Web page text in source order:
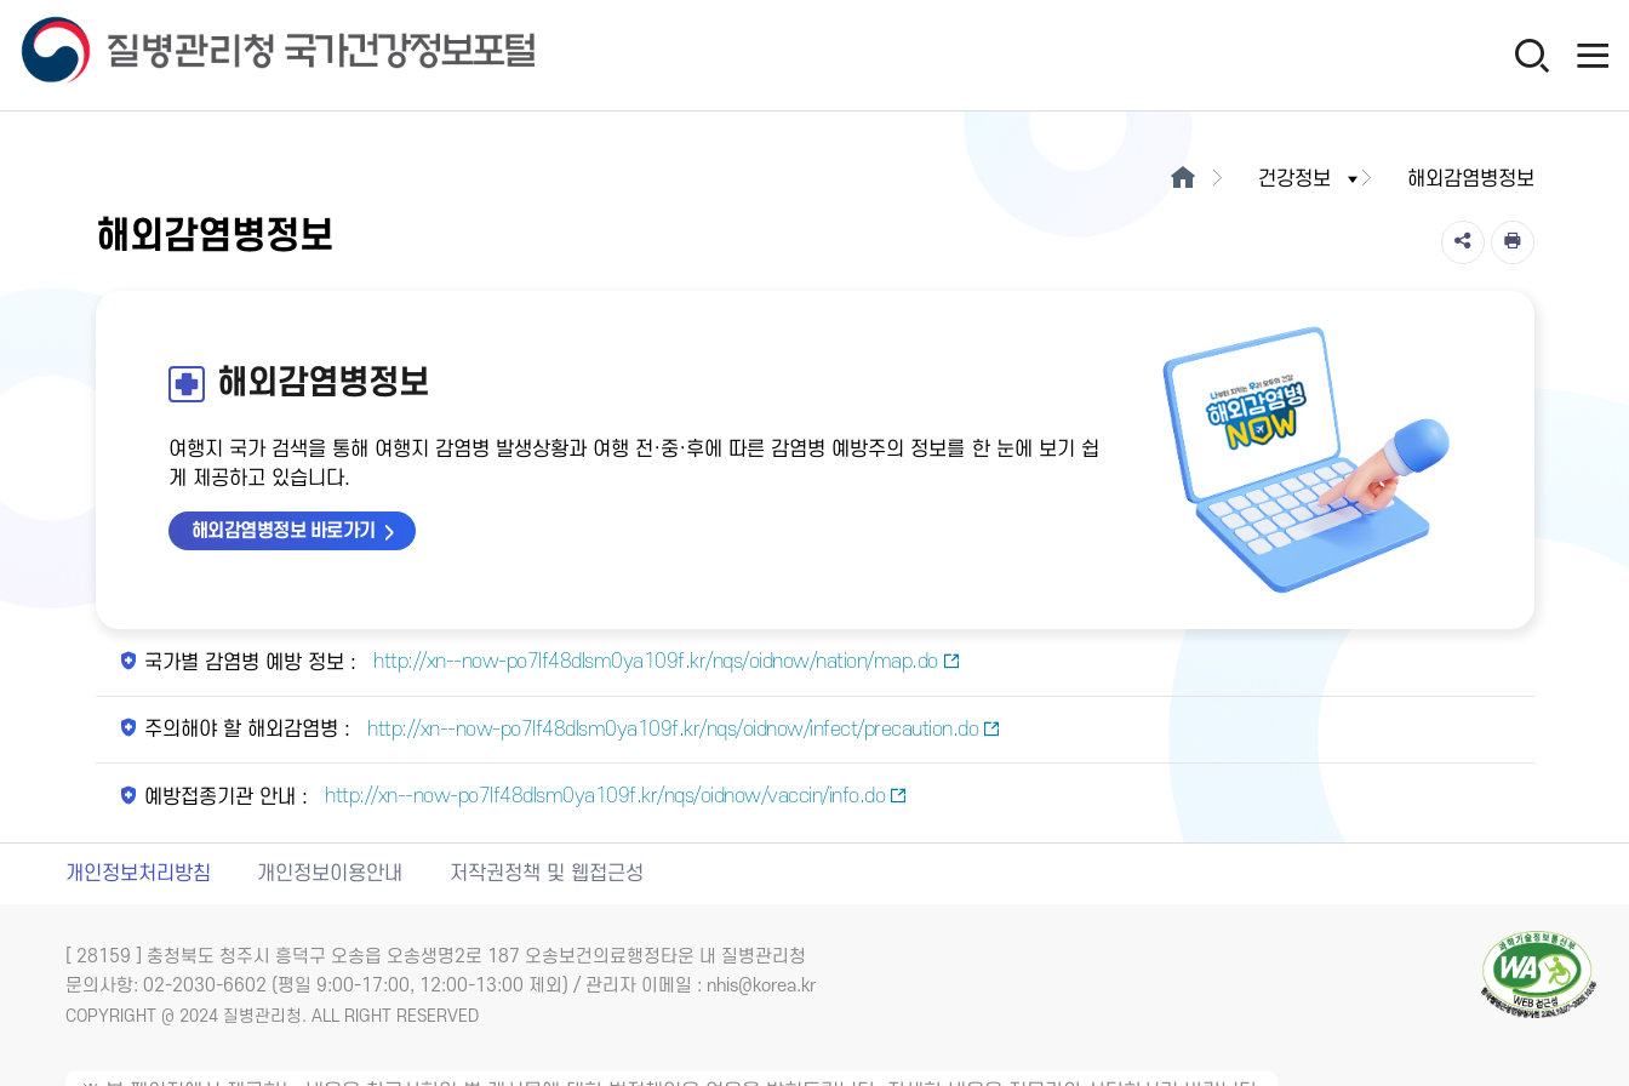
건강정보 해외감염병정보
해외감염병정보
해외감염병정보
여행지 국가 검색을 통해 여행지 감염병 발생상황과 여행 전·중·후에 따른 감염병 예방주의 정보를 한 눈에 보기 쉽
게 제공하고 있습니다.
해외감염병정보 바로가기
국가별 감염병 예방 정보 : http://xn--now-po7lf48dlsm0ya109f.kr/nqs/oidnow/nation/map.do
주의해야 할 해외감염병 : http://xn--now-po7lf48dlsm0ya109f.kr/nqs/oidnow/infect/precaution.do
예방접종기관 안내 : http://xn--now-po7lf48dlsm0ya109f.kr/nqs/oidnow/vaccin/info.do
개인정보처리방침 개인정보이용안내 저작권정책 및 웹접근성
[ 28159 ] 충청북도 청주시 흥덕구 오송읍 오송생명2로 187 오송보건의료행정타운 내 질병관리청
문의사항: 02-2030-6602 (평일 9:00-17:00, 12:00-13:00 제외) / 관리자 이메일 : nhis@korea.kr
COPYRIGHT @ 2024 질병관리청. ALL RIGHT RESERVED